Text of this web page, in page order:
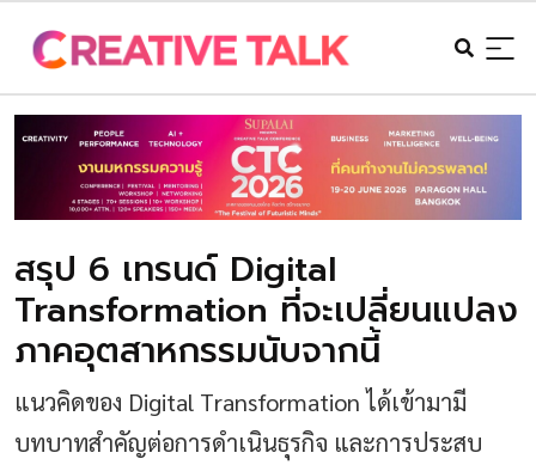
สรุป 6 เทรนด์ Digital
Transformation ที่จะเปลี่ยนแปลง
ภาคอุตสาหกรรมนับจากนี้
แนวคิดของ Digital Transformation ได้เข้ามามี
บทบาทสำคัญต่อการดำเนินธุรกิจ และการประสบ